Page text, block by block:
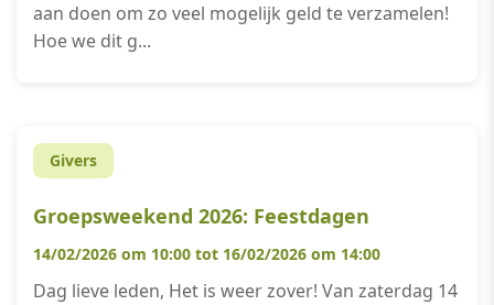
aan doen om zo veel mogelijk geld te verzamelen!
Hoe we dit g...
Givers
Groepsweekend 2026: Feestdagen
14/02/2026 om 10:00 tot 16/02/2026 om 14:00
Dag lieve leden, Het is weer zover! Van zaterdag 14